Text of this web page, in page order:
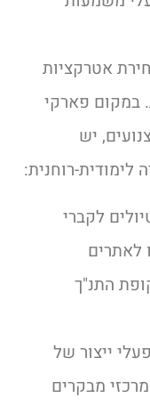
אטרקציות
במקום פארקי
יש
רוחנית:
לקברי
לאתרים
התנ"ך
ייצור של
מבקרים